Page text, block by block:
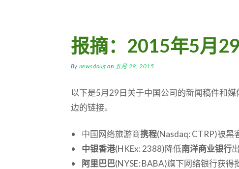
报摘：2015年5月
By newsdoug on 五月 29, 2015
以下是5月29日关于中国公司的新闻稿件和
边的链接。
• 中国网络旅游商携程(Nasdaq: CTRP)被黑
• 中银香港(HKEx: 2388)降低南洋商业银行
• 阿里巴巴(NYSE: BABA)旗下网络银行获得